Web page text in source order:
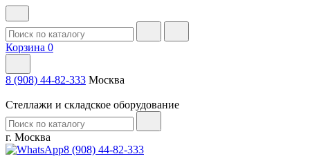
Корзина 0
8 (908) 44-82-333 Москва
Стеллажи и складское оборудование
г. Москва
8 (908) 44-82-333